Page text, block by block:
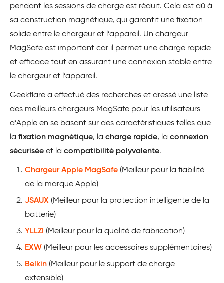
pendant les sessions de charge est réduit. Cela est dû à
sa construction magnétique, qui garantit une fixation
solide entre le chargeur et l’appareil. Un chargeur
MagSafe est important car il permet une charge rapide
et efficace tout en assurant une connexion stable entre
le chargeur et l’appareil.
Geekflare a effectué des recherches et dressé une liste
des meilleurs chargeurs MagSafe pour les utilisateurs
d’Apple en se basant sur des caractéristiques telles que
la fixation magnétique, la charge rapide, la connexion
sécurisée et la compatibilité polyvalente.
Chargeur Apple MagSafe (Meilleur pour la fiabilité
de la marque Apple)
JSAUX (Meilleur pour la protection intelligente de la
batterie)
YLLZI (Meilleur pour la qualité de fabrication)
EXW (Meilleur pour les accessoires supplémentaires)
Belkin (Meilleur pour le support de charge
extensible)